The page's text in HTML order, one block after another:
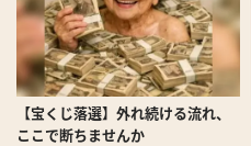
【宝くじ落選】外れ続ける流れ、
ここで断ちませんか